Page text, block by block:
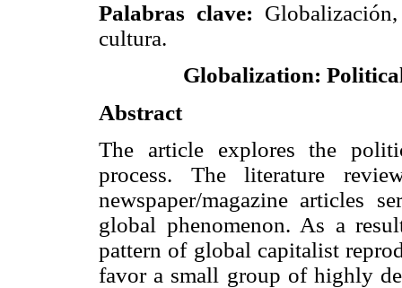
Palabras clave:
cultura.
Globalization:
Abstract
The article explores the
process. The literature
newspaper/magazine articles
global phenomenon. As a
pattern of global capitalist
favor a small group of highly